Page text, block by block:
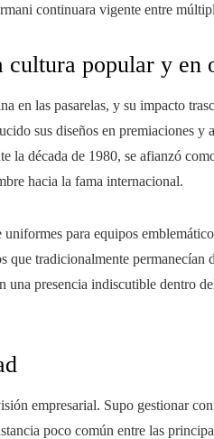
continuara vigente entre
popular y en
en las pasarelas, y su impacto
sus diseños en premiaciones y
la década de 1980, se afianzó
hacia la fama internacional.
para equipos
tradicionalmente permanecían
presencia indiscutible dentro
empresarial. Supo gestionar
poco común entre las